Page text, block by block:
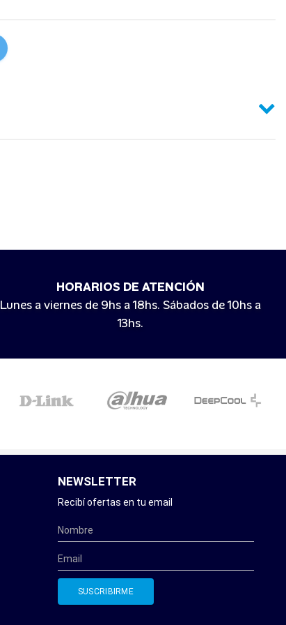
HORARIOS DE ATENCIÓN
Lunes a viernes de 9hs a 18hs. Sábados de 10hs a
13hs.
NEWSLETTER
Recibí ofertas en tu email